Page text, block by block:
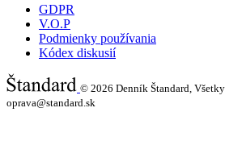
GDPR
V.O.P
Podmienky používania
Kódex diskusií
© 2026 Denník Štandard,
oprava@standard.sk